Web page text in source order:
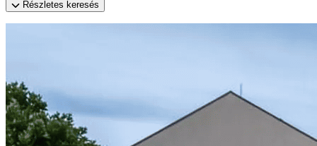
Részletes keresés